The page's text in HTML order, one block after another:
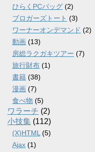
ひらくPCバッグ (2)
ブロガーズトート (3)
ワーナーオンデマンド (2)
動画 (13)
房総ラクガキツアー (7)
旅行財布 (1)
書籍 (38)
漫画 (7)
食べ物 (5)
ワラーチ (2)
小技集 (112)
(X)HTML (5)
Ajax (1)